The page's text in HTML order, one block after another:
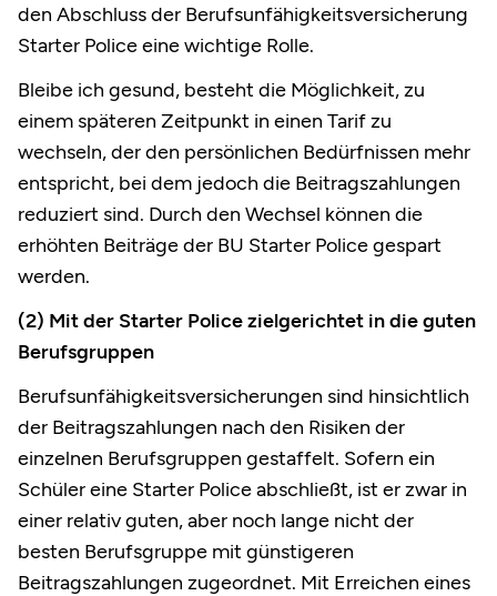
den Abschluss der Berufsunfähigkeitsversicherung
Starter Police eine wichtige Rolle.
Bleibe ich gesund, besteht die Möglichkeit, zu
einem späteren Zeitpunkt in einen Tarif zu
wechseln, der den persönlichen Bedürfnissen mehr
entspricht, bei dem jedoch die Beitragszahlungen
reduziert sind. Durch den Wechsel können die
erhöhten Beiträge der BU Starter Police gespart
werden.
(2) Mit der Starter Police zielgerichtet in die guten
Berufsgruppen
Berufsunfähigkeitsversicherungen sind hinsichtlich
der Beitragszahlungen nach den Risiken der
einzelnen Berufsgruppen gestaffelt. Sofern ein
Schüler eine Starter Police abschließt, ist er zwar in
einer relativ guten, aber noch lange nicht der
besten Berufsgruppe mit günstigeren
Beitragszahlungen zugeordnet. Mit Erreichen eines